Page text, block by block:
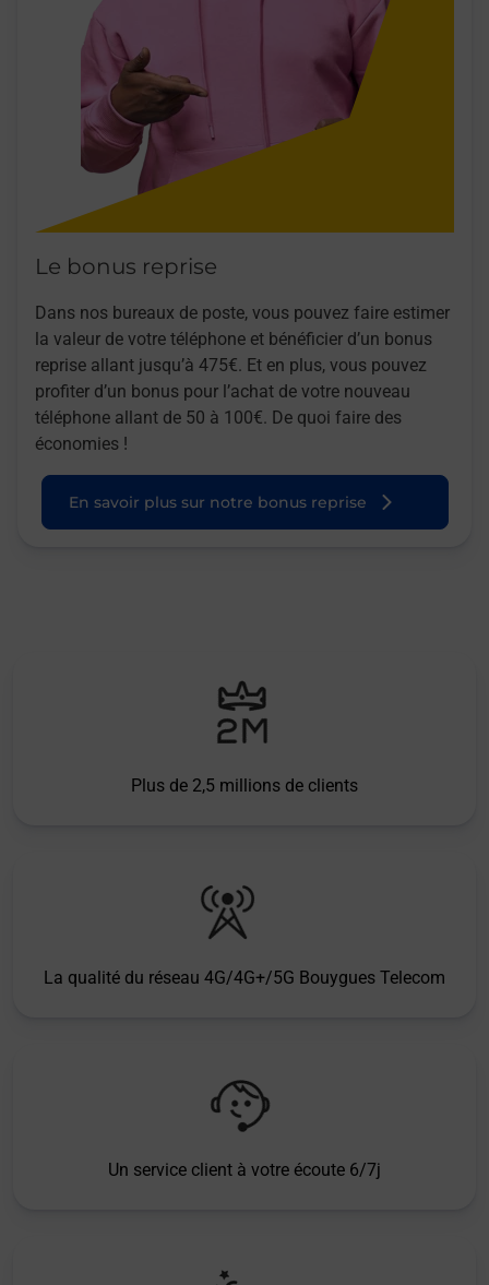
Le bonus reprise
Dans nos bureaux de poste, vous pouvez faire estimer
la valeur de votre téléphone et bénéficier d’un bonus
reprise allant jusqu’à 475€. Et en plus, vous pouvez
profiter d’un bonus pour l’achat de votre nouveau
téléphone allant de 50 à 100€. De quoi faire des
économies !
En savoir plus sur notre bonus reprise
Plus de 2,5 millions de clients
La qualité du réseau 4G/4G+/5G Bouygues Telecom
Un service client à votre écoute 6/7j